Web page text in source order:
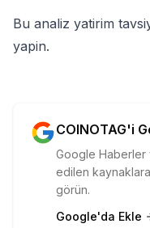
Bu analiz yatirim
yapin.
COINOTAG'i
Google Haberler
edilen
görün.
Google'da Ekle